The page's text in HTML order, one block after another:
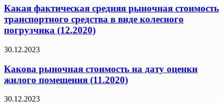
Какая фактическая средняя рыночная стоимость
транспортного средства в виде колесного
погрузчика (12.2020)
30.12.2023
Какова рыночная стоимость на дату оценки
жилого помещения (11.2020)
30.12.2023